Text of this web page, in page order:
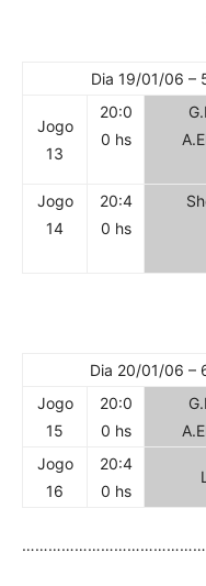
Dia 19/01/06 –
Jogo
13
20:0
0 hs
Jogo
14
20:4
0 hs
Dia 20/01/06 –
Jogo
15
20:0
0 hs
Jogo
16
20:4
0 hs